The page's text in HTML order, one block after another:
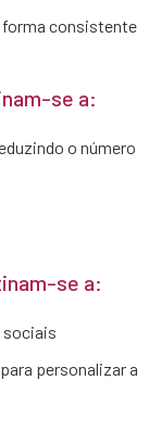
forma consistente
se a:
o número
se a:
sociais
personalizar a